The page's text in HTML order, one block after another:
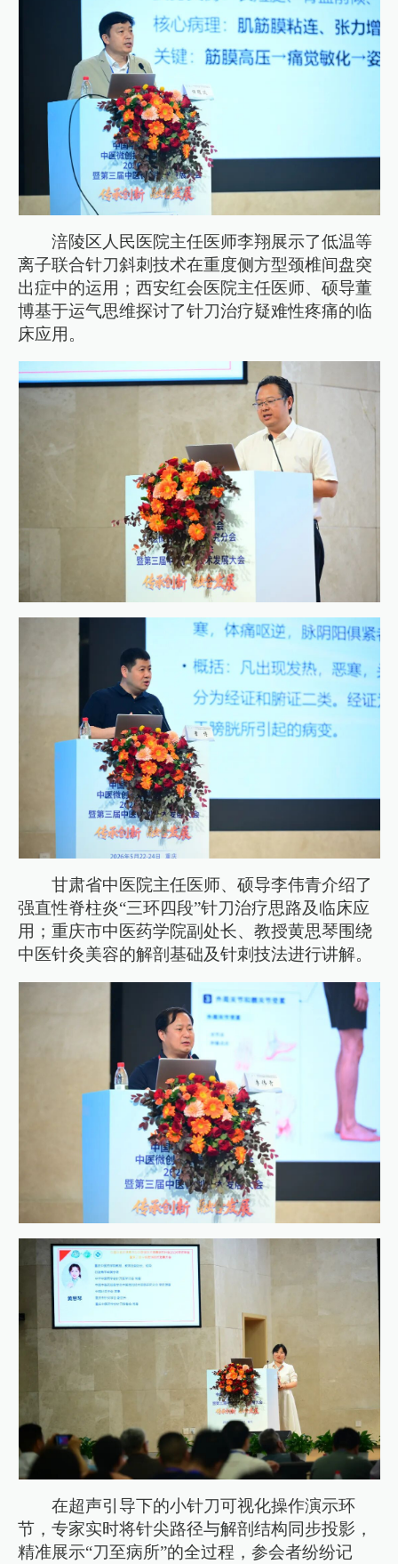
涪陵区人民医院主任医师李翔展示了低温等
离子联合针刀斜刺技术在重度侧方型颈椎间盘突
出症中的运用；西安红会医院主任医师、硕导董
博基于运气思维探讨了针刀治疗疑难性疼痛的临
床应用。
甘肃省中医院主任医师、硕导李伟青介绍了
强直性脊柱炎“三环四段”针刀治疗思路及临床应
用；重庆市中医药学院副处长、教授黄思琴围绕
中医针灸美容的解剖基础及针刺技法进行讲解。
在超声引导下的小针刀可视化操作演示环
节，专家实时将针尖路径与解剖结构同步投影，
精准展示“刀至病所”的全过程，参会者纷纷记